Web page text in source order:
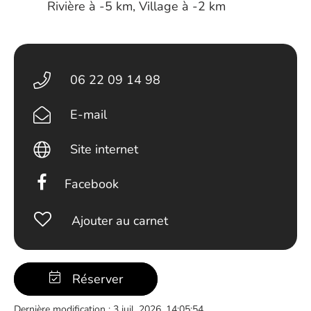
Rivière à -5 km, Village à -2 km
06 22 09 14 98
E-mail
Site internet
Facebook
Ajouter au carnet
Réserver